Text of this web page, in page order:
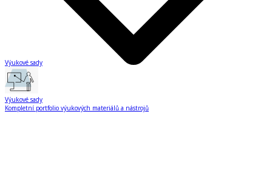
Výukové sady
Výukové sady
Kompletní portfolio výukových materiálů a nástrojů